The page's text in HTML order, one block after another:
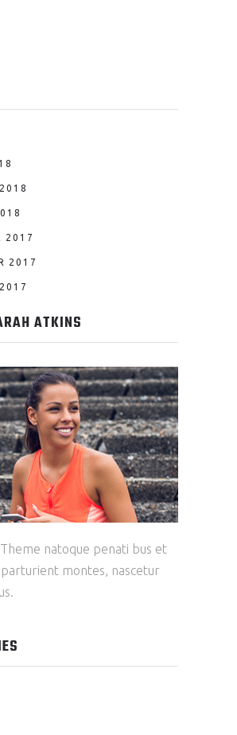
2017
2017
ATKINS
Theme natoque penati bus et
parturient montes, nascetur